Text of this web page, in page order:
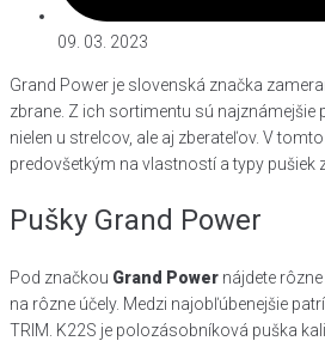
09. 03. 2023
Grand Power je slovenská značka
zbrane. Z ich sortimentu sú najznámejšie
nielen u strelcov, ale aj zberateľov. V
predovšetkým na vlastností a typy pušiek
Pušky Grand Power
Pod značkou Grand Power nájdete
na rôzne účely. Medzi najobľúbenejšie
TRIM. K22S je polozásobníková puška